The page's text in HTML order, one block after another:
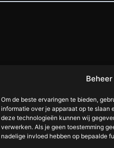
Om de beste ervaringen te bieden,
informatie over je apparaat op te slaan
deze technologieën kunnen wij
verwerken. Als je geen toestemming
nadelige invloed hebben op bepaalde